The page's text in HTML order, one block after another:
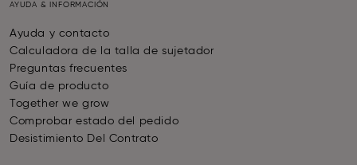
AYUDA & INFORMACIÓN
Ayuda y contacto
Calculadora de la talla de sujetador
Preguntas frecuentes
Guía de producto
Together we grow
Comprobar estado del pedido
Desistimiento Del Contrato